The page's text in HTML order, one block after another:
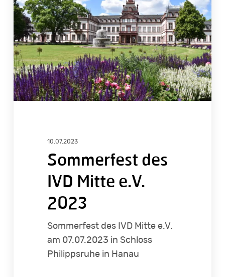
IVD
Mitte
e.V.
2023
10.07.2023
Sommerfest des
IVD Mitte e.V.
2023
Sommerfest des IVD Mitte e.V.
am 07.07.2023 in Schloss
Philippsruhe in Hanau